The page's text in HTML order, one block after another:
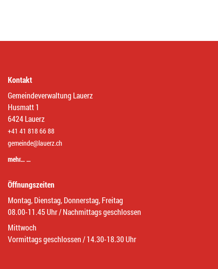
Kontakt
Gemeindeverwaltung Lauerz
Husmatt 1
6424 Lauerz
+41 41 818 66 88
gemeinde@lauerz.ch
mehr… …
Öffnungszeiten
Montag, Dienstag, Donnerstag, Freitag
08.00-11.45 Uhr / Nachmittags geschlossen
Mittwoch
Vormittags geschlossen / 14.30-18.30 Uhr